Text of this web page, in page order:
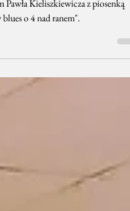
połowa Duo Almaro - który - z
Pawła Kieliszkiewicza z piosenką
o 4 nad ranem".